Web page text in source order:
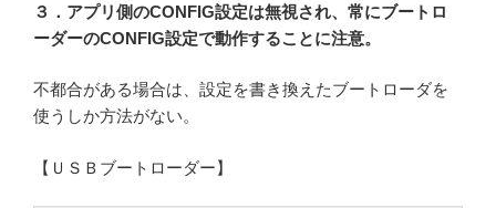
３．アプリ側のCONFIG設定は無視され、常にブートロ
ーダーのCONFIG設定で動作することに注意。
不都合がある場合は、設定を書き換えたブートローダを
使うしか方法がない。
【ＵＳＢブートローダー】